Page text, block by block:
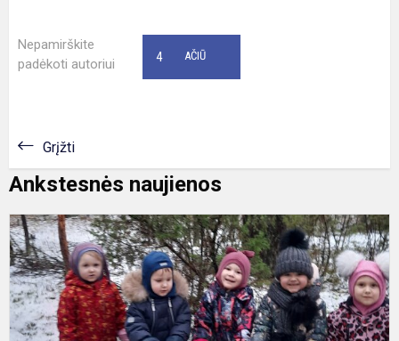
Nepamirškite
padėkoti autoriui
AČIŪ
4
Grįžti
Ankstesnės naujienos